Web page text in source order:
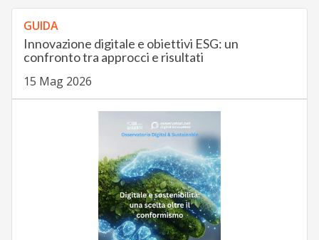
GUIDA
Innovazione digitale e obiettivi ESG: un
confronto tra approcci e risultati
15 Mag 2026